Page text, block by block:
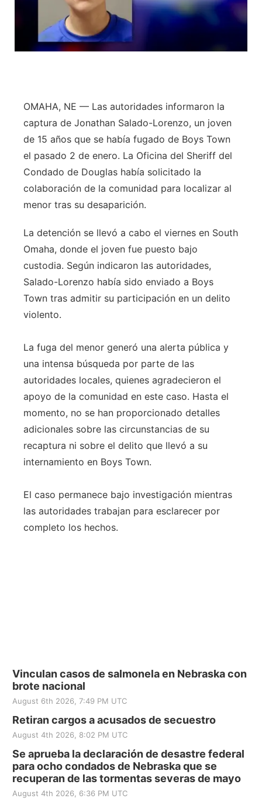
OMAHA, NE — Las autoridades informaron la
captura de Jonathan Salado-Lorenzo, un joven
de 15 años que se había fugado de Boys Town
el pasado 2 de enero. La Oficina del Sheriff del
Condado de Douglas había solicitado la
colaboración de la comunidad para localizar al
menor tras su desaparición.
La detención se llevó a cabo el viernes en South
Omaha, donde el joven fue puesto bajo
custodia. Según indicaron las autoridades,
Salado-Lorenzo había sido enviado a Boys
Town tras admitir su participación en un delito
violento.
La fuga del menor generó una alerta pública y
una intensa búsqueda por parte de las
autoridades locales, quienes agradecieron el
apoyo de la comunidad en este caso. Hasta el
momento, no se han proporcionado detalles
adicionales sobre las circunstancias de su
recaptura ni sobre el delito que llevó a su
internamiento en Boys Town.
El caso permanece bajo investigación mientras
las autoridades trabajan para esclarecer por
completo los hechos.
Vinculan casos de salmonela en Nebraska con
brote nacional
August 6th 2026, 7:49 PM UTC
Retiran cargos a acusados de secuestro
August 4th 2026, 8:02 PM UTC
Se aprueba la declaración de desastre federal
para ocho condados de Nebraska que se
recuperan de las tormentas severas de mayo
August 4th 2026, 6:36 PM UTC